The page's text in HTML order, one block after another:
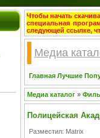
Чтобы начать
специальная
следующей ссылке,
Медиа
Главная Лучшие
Медиа каталог »
Полицейская
Разместил: Matrix